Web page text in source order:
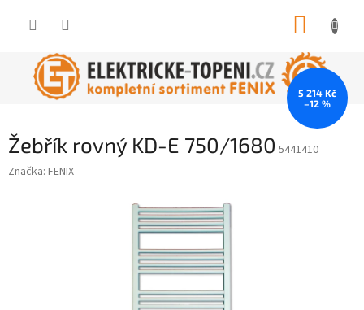
Žebřík rovný KD-E 750/1680 5441410
Značka: FENIX
5 214 Kč
–12 %